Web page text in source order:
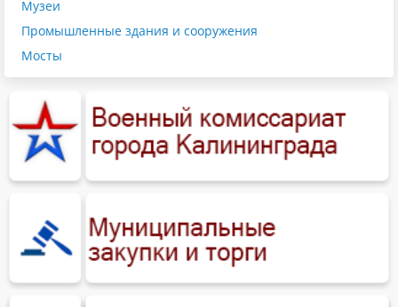
Музеи
Промышленные здания и сооружения
Мосты